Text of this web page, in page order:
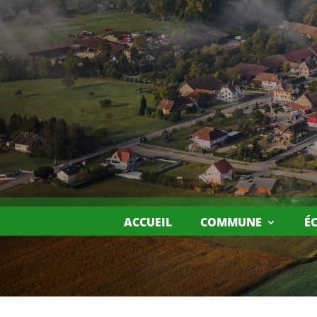
ACCUEIL COMMUNE